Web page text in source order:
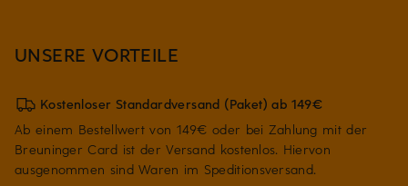
UNSERE VORTEILE
Kostenloser Standardversand (Paket) ab 149€
Ab einem Bestellwert von 149€ oder bei Zahlung mit der
Breuninger Card ist der Versand kostenlos. Hiervon
ausgenommen sind Waren im Speditionsversand.